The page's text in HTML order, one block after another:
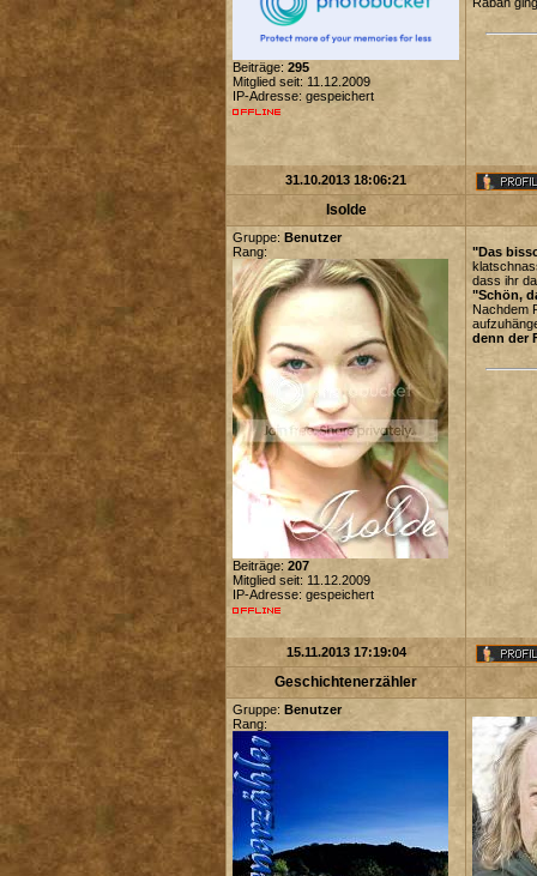
Beiträge: 295
Mitglied seit: 11.12.2009
IP-Adresse: gespeichert
31.10.2013 18:06:21
Isolde
Gruppe: Benutzer
Rang:
Beiträge: 207
Mitglied seit: 11.12.2009
IP-Adresse: gespeichert
"Das
dass ihr
"Schön,
Nachdem
denn der
15.11.2013 17:19:04
Geschichtenerzähler
Gruppe: Benutzer
Rang: